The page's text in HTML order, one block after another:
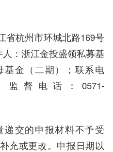
省杭州市环城北路169号
：浙江金投盛领私募基
金（二期）；联系电
；监督电话：0571-
交的申报材料不予受
充或更改。申报日期以